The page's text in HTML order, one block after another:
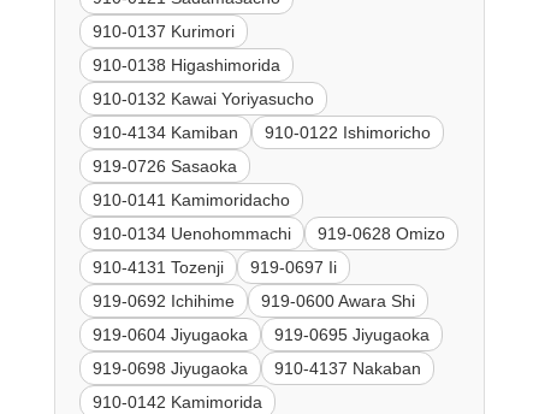
910-0137 Kurimori
910-0138 Higashimorida
910-0132 Kawai Yoriyasucho
910-4134 Kamiban
910-0122 Ishimoricho
919-0726 Sasaoka
910-0141 Kamimoridacho
910-0134 Uenohommachi
919-0628 Omizo
910-4131 Tozenji
919-0697 Ii
919-0692 Ichihime
919-0600 Awara Shi
919-0604 Jiyugaoka
919-0695 Jiyugaoka
919-0698 Jiyugaoka
910-4137 Nakaban
910-0142 Kamimorida